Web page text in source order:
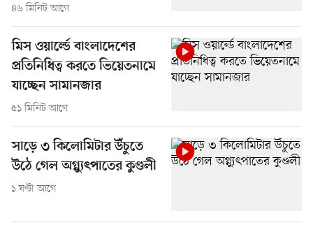
৪৬ মিনিট আগে
মিস ওয়ার্ল্ডে বাংলাদেশের
প্রতিনিধিত্ব করতে ভিয়েতনামে
যাচ্ছেন সামানজার
৫১ মিনিট আগে
সাড়ে ৩ কিলোমিটার উঁচুতে
উঠে গেল অগ্ন্যুৎপাতের কুণ্ডলী
১ ঘণ্টা আগে